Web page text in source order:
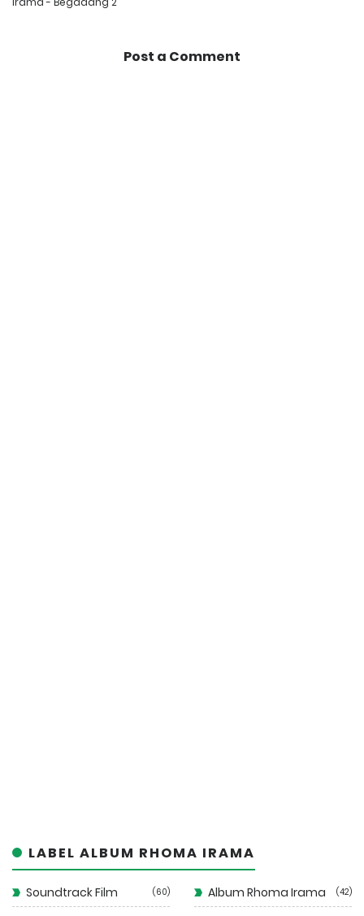
Post a Comment
LABEL ALBUM RHOMA IRAMA
Soundtrack Film 60 Album Rhoma Irama 42